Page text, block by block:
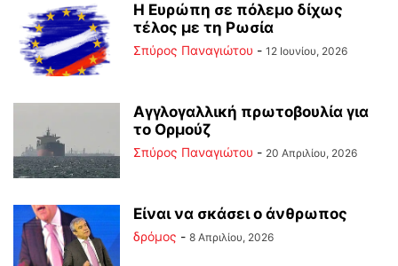
Η Ευρώπη σε πόλεμο δίχως
τέλος με τη Ρωσία
Σπύρος Παναγιώτου - 12 Ιουνίου, 2026
Αγγλογαλλική πρωτοβουλία για
το Ορμούζ
Σπύρος Παναγιώτου - 20 Απριλίου, 2026
Είναι να σκάσει ο άνθρωπος
δρόμος - 8 Απριλίου, 2026